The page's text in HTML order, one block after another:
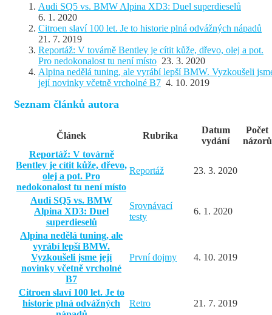
Audi SQ5 vs. BMW Alpina XD3: Duel superdieselů
6. 1. 2020
Citroen slaví 100 let. Je to historie plná odvážných nápadů
21. 7. 2019
Reportáž: V továrně Bentley je cítit kůže, dřevo, olej a pot.
Pro nedokonalost tu není místo 23. 3. 2020
Alpina nedělá tuning, ale vyrábí lepší BMW. Vyzkoušeli
její novinky včetně vrcholné B7 4. 10. 2019
Seznam článků autora
Článek Rubrika
Datum
vydání
Počet
názorů
Reportáž: V továrně
Bentley je cítit kůže, dřevo,
olej a pot. Pro
nedokonalost tu není místo
Reportáž 23. 3. 2020
Audi SQ5 vs. BMW
Alpina XD3: Duel
superdieselů
Srovnávací
testy
6. 1. 2020
Alpina nedělá tuning, ale
vyrábí lepší BMW.
Vyzkoušeli jsme její
novinky včetně vrcholné
B7
První dojmy 4. 10. 2019
Citroen slaví 100 let. Je to
historie plná odvážných
Retro 21. 7. 2019